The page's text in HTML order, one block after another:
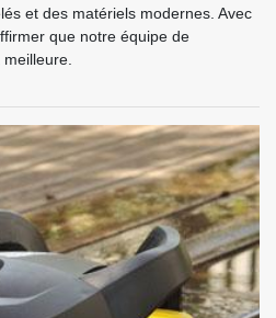
et des matériels modernes. Avec
que notre équipe de